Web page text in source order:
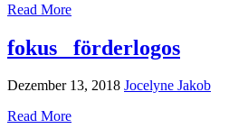
Read More
fokus_ förderlogos
Dezember 13, 2018 Jocelyne Jakob
Read More